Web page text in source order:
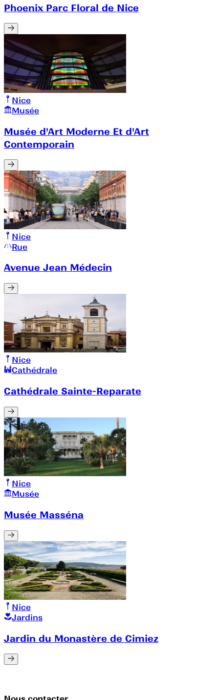
Phoenix Parc Floral de Nice
Nice
Musée
Musée d'Art Moderne Et d'Art
Contemporain
Nice
Rue
Avenue Jean Médecin
Nice
Cathédrale
Cathédrale Sainte-Reparate
Nice
Musée
Musée Masséna
Nice
Jardins
Jardin du Monastère de Cimiez